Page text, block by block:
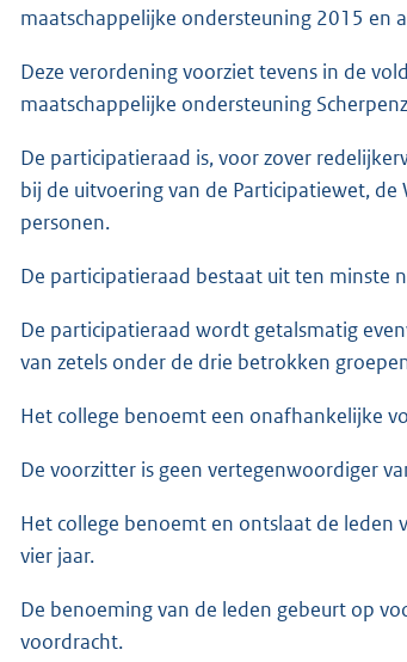
maatschappelijke ondersteuning 2015 en
Deze verordening voorziet tevens in de
maatschappelijke ondersteuning
De participatieraad is, voor zover
bij de uitvoering van de Participatiewet,
personen.
De participatieraad bestaat uit ten minste
De participatieraad wordt getalsmatig
van zetels onder de drie betrokken
Het college benoemt een onafhankelijke
De voorzitter is geen vertegenwoordiger
Het college benoemt en ontslaat de leden
vier jaar.
De benoeming van de leden gebeurt op
voordracht.